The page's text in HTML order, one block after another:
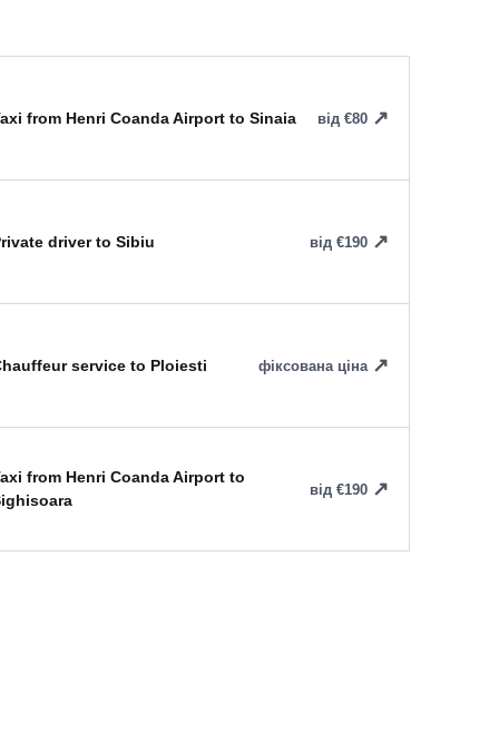
from Henri Coanda Airport to Sinaia від €80
driver to Sibiu від €190
service to Ploiesti фіксована ціна
from Henri Coanda Airport to
від €190